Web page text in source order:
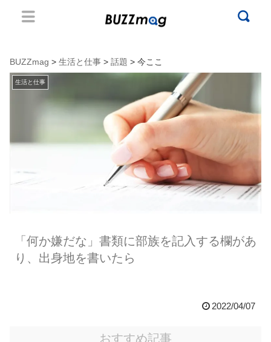
BUZZmag > 生活と仕事 > 話題 > 今ここ
生活と仕事
「何か嫌だな」書類に部族を記入する欄があ
り、出身地を書いたら
2022/04/07
おすすめ記事